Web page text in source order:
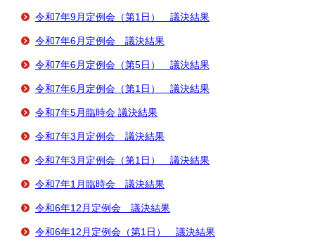
令和7年9月定例会（第1日） 議決結果
令和7年6月定例会 議決結果
令和7年6月定例会（第5日） 議決結果
令和7年6月定例会（第1日） 議決結果
令和7年5月臨時会 議決結果
令和7年3月定例会 議決結果
令和7年3月定例会（第1日） 議決結果
令和7年1月臨時会 議決結果
令和6年12月定例会 議決結果
令和6年12月定例会（第1日） 議決結果